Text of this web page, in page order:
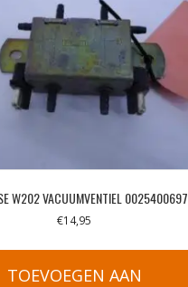
W202 VACUUMVENTIEL 0025400697
€14,95
TOEVOEGEN AAN